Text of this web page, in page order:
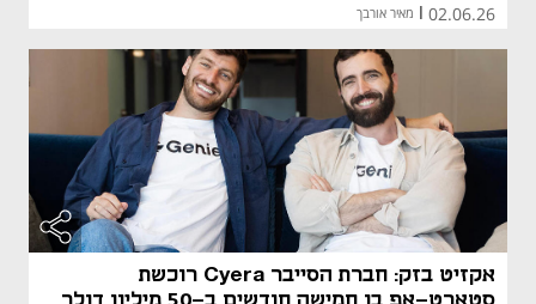
02.06.26 מאיר אורבך
אקזיט בזק: חברת הסייבר Cyera רוכשת